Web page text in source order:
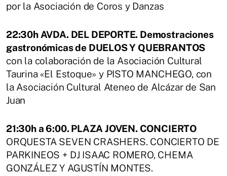
por la Asociación de Coros y Danzas
22:30h AVDA. DEL DEPORTE. Demostraciones
gastronómicas de DUELOS Y QUEBRANTOS
con la colaboración de la Asociación Cultural
Taurina «El Estoque» y PISTO MANCHEGO, con
la Asociación Cultural Ateneo de Alcázar de San
Juan
21:30h a 6:00. PLAZA JOVEN. CONCIERTO
ORQUESTA SEVEN CRASHERS. CONCIERTO DE
PARKINEOS + DJ ISAAC ROMERO, CHEMA
GONZÁLEZ Y AGUSTÍN MONTES.